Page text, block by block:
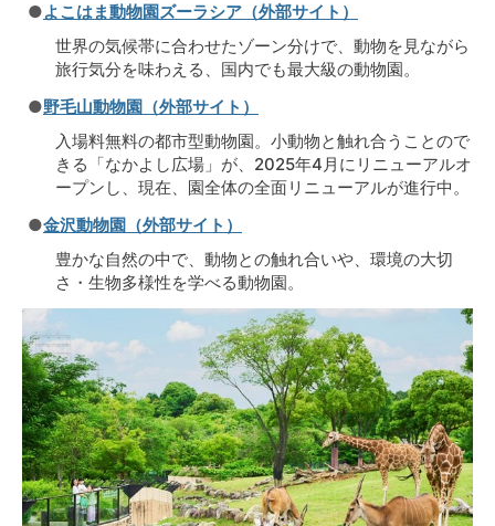
●よこはま動物園ズーラシア（外部サイト）
世界の気候帯に合わせたゾーン分けで、動物を見ながら
旅行気分を味わえる、国内でも最大級の動物園。
●野毛山動物園（外部サイト）
入場料無料の都市型動物園。小動物と触れ合うことので
きる「なかよし広場」が、2025年4月にリニューアルオ
ープンし、現在、園全体の全面リニューアルが進行中。
●金沢動物園（外部サイト）
豊かな自然の中で、動物との触れ合いや、環境の大切
さ・生物多様性を学べる動物園。